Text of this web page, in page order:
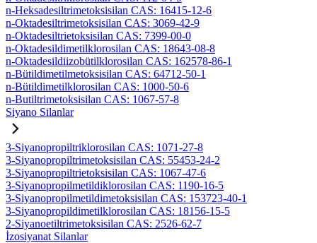
n-Heksadesiltrimetoksisilan CAS: 16415-12-6
n-Oktadesiltrimetoksisilan CAS: 3069-42-9
n-Oktadesiltrietoksisilan CAS: 7399-00-0
n-Oktadesildimetilklorosilan CAS: 18643-08-8
n-Oktadesildiizobütilklorosilan CAS: 162578-86-1
n-Bütildimetilmetoksisilan CAS: 64712-50-1
n-Bütildimetilklorosilan CAS: 1000-50-6
n-Butiltrimetoksisilan CAS: 1067-57-8
Siyano Silanlar
3-Siyanopropiltriklorosilan CAS: 1071-27-8
3-Siyanopropiltrimetoksisilan CAS: 55453-24-2
3-Siyanopropiltrietoksisilan CAS: 1067-47-6
3-Siyanopropilmetildiklorosilan CAS: 1190-16-5
3-Siyanopropilmetildimetoksisilan CAS: 153723-40-1
3-Siyanopropildimetilklorosilan CAS: 18156-15-5
2-Siyanoetiltrimetoksisilan CAS: 2526-62-7
İzosiyanat Silanlar